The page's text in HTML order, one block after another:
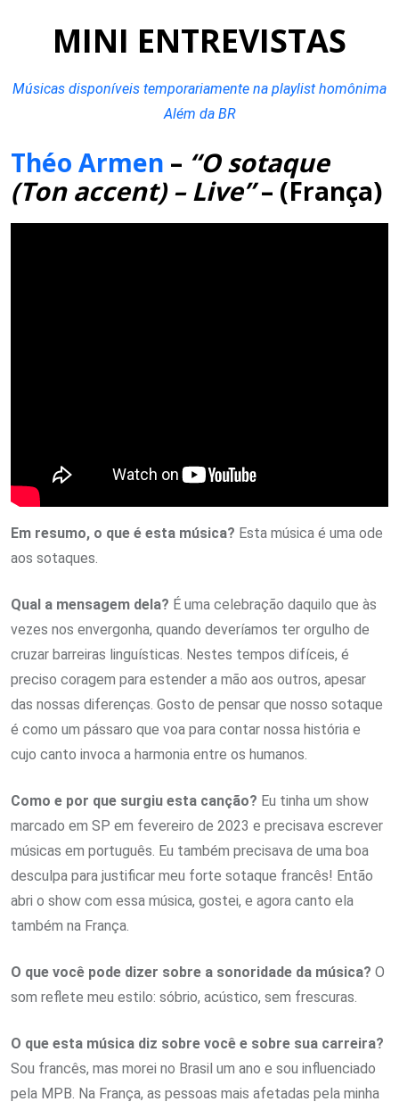
MINI ENTREVISTAS
Músicas disponíveis temporariamente na playlist homônima
Além da BR
Théo Armen – “O sotaque
(Ton accent) – Live”– (França)
Em resumo, o que é esta música? Esta música é uma ode
aos sotaques.
Qual a mensagem dela? É uma celebração daquilo que às
vezes nos envergonha, quando deveríamos ter orgulho de
cruzar barreiras linguísticas. Nestes tempos difíceis, é
preciso coragem para estender a mão aos outros, apesar
das nossas diferenças. Gosto de pensar que nosso sotaque
é como um pássaro que voa para contar nossa história e
cujo canto invoca a harmonia entre os humanos.
Como e por que surgiu esta canção? Eu tinha um show
marcado em SP em fevereiro de 2023 e precisava escrever
músicas em português. Eu também precisava de uma boa
desculpa para justificar meu forte sotaque francês! Então
abri o show com essa música, gostei, e agora canto ela
também na França.
O que você pode dizer sobre a sonoridade da música? O
som reflete meu estilo: sóbrio, acústico, sem frescuras.
O que esta música diz sobre você e sobre sua carreira?
Sou francês, mas morei no Brasil um ano e sou influenciado
pela MPB. Na França, as pessoas mais afetadas pela minha